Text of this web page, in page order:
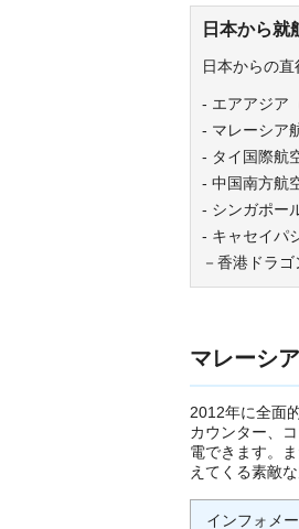
日本から就
日本からの
- エアアジア
- マレーシア
- タイ国際航
- 中国南方航
- シンガポー
- キャセイパ
－香港ドラゴ
マレーシ
2012年に全面
カウンター、
電できます。
えてくる素敵な
インフォメ